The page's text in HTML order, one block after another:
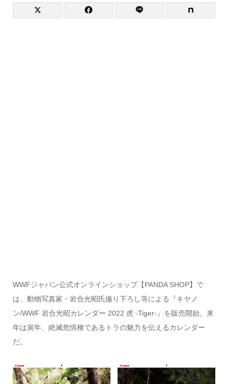
WWFジャパン公式オンラインショップ【PANDA SHOP】で
は、動物写真家・岩合光昭氏撮り下ろし等による『キヤノ
ン/WWF 岩合光昭カレンダー 2022 虎 -Tiger-』を販売開始。来
年は寅年、絶滅危惧種であるトラの魅力を伝えるカレンダー
だ。